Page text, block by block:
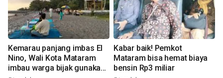
Kemarau panjang imbas El
Nino, Wali Kota Mataram
imbau warga bijak gunakan
Kabar baik! Pemkot
Mataram bisa hemat biaya
bensin Rp3 miliar